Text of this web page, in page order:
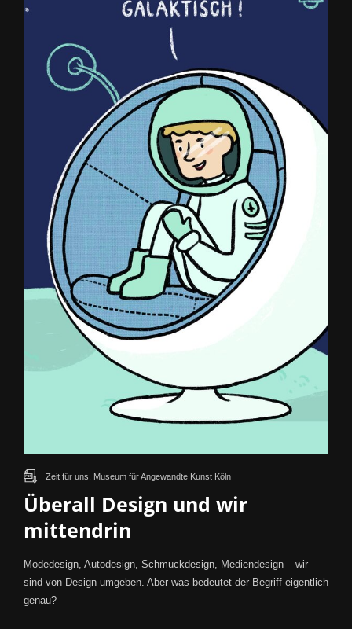
Überall Design und wir
mittendrin
Zeit für uns, Museum für Angewandte Kunst Köln
Modedesign, Autodesign, Schmuckdesign, Mediendesign – wir
sind von Design umgeben. Aber was bedeutet der Begriff eigentlich
genau?